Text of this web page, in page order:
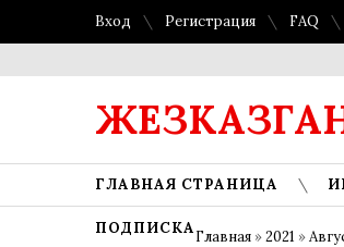
Вход Регистрация FAQ
ГЛАВНАЯ СТРАНИЦА
ПОДПИСКАГлавная »2021 »